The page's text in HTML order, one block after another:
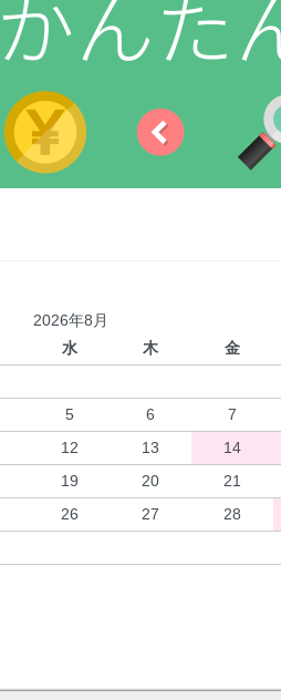
2026年8月
水 木 金
5 6 7
12 13 14
19 20 21
26 27 28